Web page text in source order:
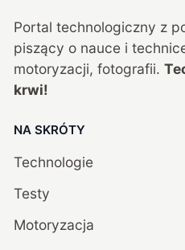
Portal technologiczny z
piszący o nauce i
motoryzacji, fotografii.
krwi!
NA SKRÓTY
Technologie
Testy
Motoryzacja